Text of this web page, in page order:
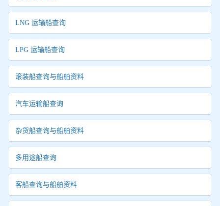
LNG 运输船查询
LPG 运输船查询
滚装船查询与船舶资料
汽车运输船查询
杂货船查询与船舶资料
多用途船查询
客船查询与船舶资料